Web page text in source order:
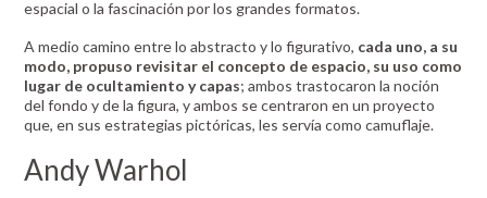
espacial o la fascinación por los grandes formatos.
A medio camino entre lo abstracto y lo figurativo, cada uno, a su
modo, propuso revisitar el concepto de espacio, su uso como
lugar de ocultamiento y capas; ambos trastocaron la noción
del fondo y de la figura, y ambos se centraron en un proyecto
que, en sus estrategias pictóricas, les servía como camuflaje.
Andy Warhol